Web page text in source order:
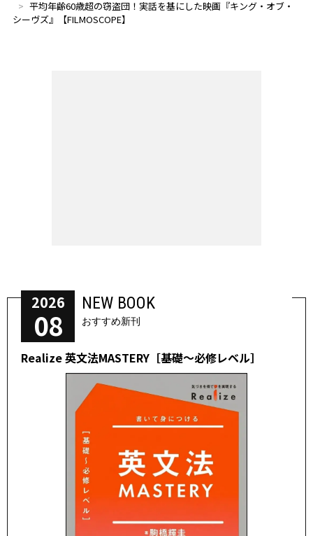
平均年齢60歳超の窃盗団！実話を基にした映画『キング・オブ・
シーヴズ』【FILMOSCOPE】
2026
08
NEW BOOK
おすすめ新刊
Realize 英文法MASTERY［基礎～必修レベル］